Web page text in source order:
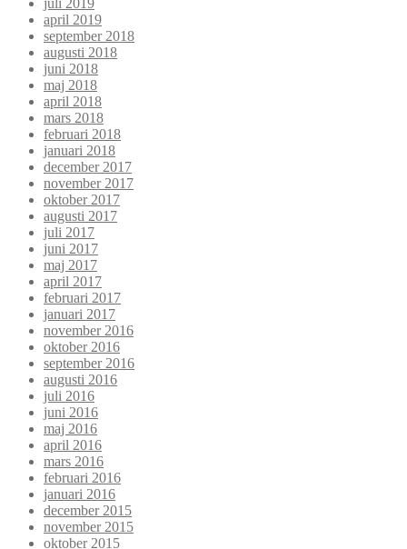
april 2019
september 2018
augusti 2018
juni 2018
maj 2018
april 2018
mars 2018
februari 2018
januari 2018
december 2017
november 2017
oktober 2017
augusti 2017
juli 2017
juni 2017
maj 2017
april 2017
februari 2017
januari 2017
november 2016
oktober 2016
september 2016
augusti 2016
juli 2016
juni 2016
maj 2016
april 2016
mars 2016
februari 2016
januari 2016
december 2015
november 2015
oktober 2015